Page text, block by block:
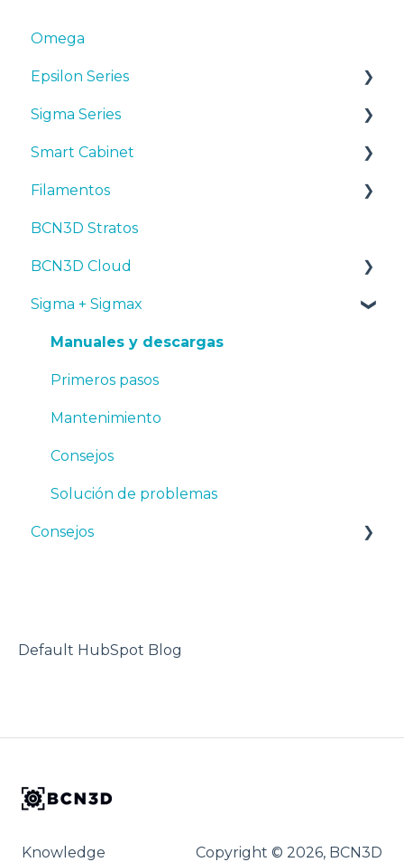
Omega
Epsilon Series
Manuales y Descargas
Primeros pasos
Mantenimiento
Consejos
Resolución de problemas
Sigma Series
Manuales y descargas
Primeros pasos
Mantenimiento
Consejos
Troubleshooting
Smart Cabinet
Manuales y Descargas
Primeros pasos
Mantenimiento
Resolución de problemas
Filamentos
Consejos
PLA
Tough PLA
TPU
PET-G
BVOH
PVA
ABS
PP
PP GF30
BCN3D Stratos
BCN3D Cloud
BCN3D Cloud Teams
Sigma + Sigmax
Manuales y descargas
Primeros pasos
Mantenimiento
Consejos
Solución de problemas
Consejos
Default HubSpot Blog
Knowledge Copyright © 2026, BCN3D